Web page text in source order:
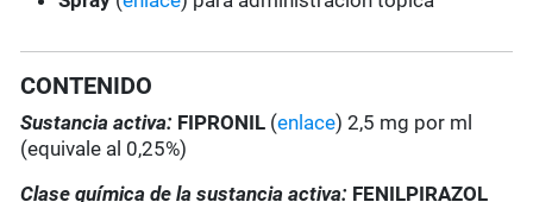
CONTENIDO
Sustancia activa: FIPRONIL (enlace) 2,5 mg por ml
(equivale al 0,25%)
Clase química de la sustancia activa: FENILPIRAZOL